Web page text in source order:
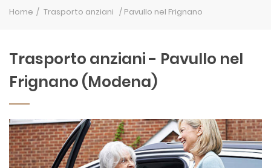
Home Trasporto anziani / Pavullo nel Frignano
Trasporto anziani - Pavullo nel
Frignano (Modena)